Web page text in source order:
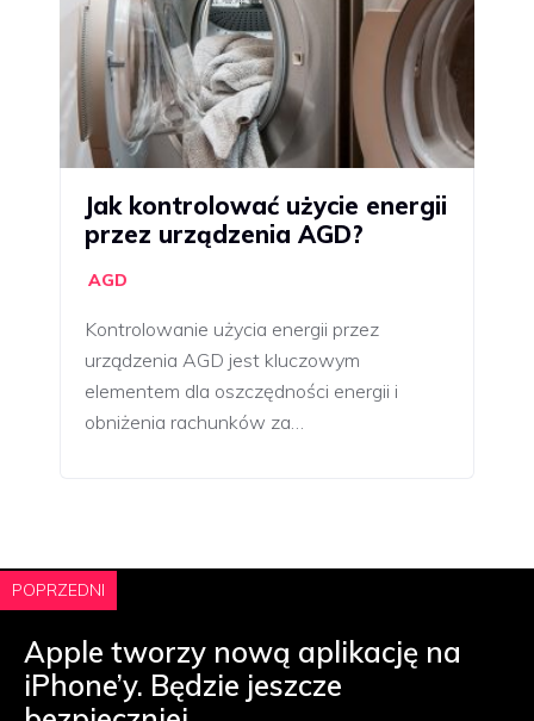
Jak kontrolować użycie energii
przez urządzenia AGD?
AGD
Kontrolowanie użycia energii przez
urządzenia AGD jest kluczowym
elementem dla oszczędności energii i
obniżenia rachunków za…
POPRZEDNI
Apple tworzy nową aplikację na
iPhone’y. Będzie jeszcze